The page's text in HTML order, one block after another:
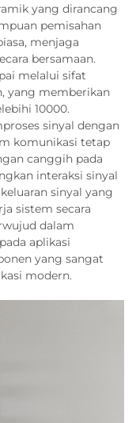
yang dirancang
pemisahan
menjaga
bersamaan.
melalui sifat
yang memberikan
10000.
sinyal dengan
komunikasi tetap
canggih pada
interaksi sinyal
sinyal yang
sistem secara
dalam
aplikasi
yang sangat
modern.